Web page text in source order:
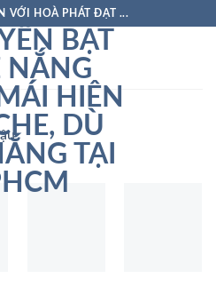
VỚI HOÀ PHÁT ĐẠT ...